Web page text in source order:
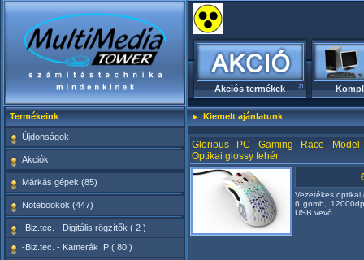
Akciós termékek
Termékeink
Újdonságok
Akciók
Márkás gépek (85)
Notebookok (447)
-Biz.tec. - Digitális rögzítők ( 2 )
-Biz.tec. - Kamerák IP ( 80 )
Kiemelt ajánlatunk
Glorious PC Gaming Race
Optikai glossy fehér
Vezetékes optikai
6 gomb,
USB vevő